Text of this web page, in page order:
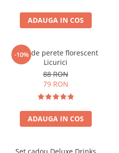
ADAUGA IN COS
-10%
Ceas de perete florescent
Licurici
88 RON
79 RON
ADAUGA IN COS